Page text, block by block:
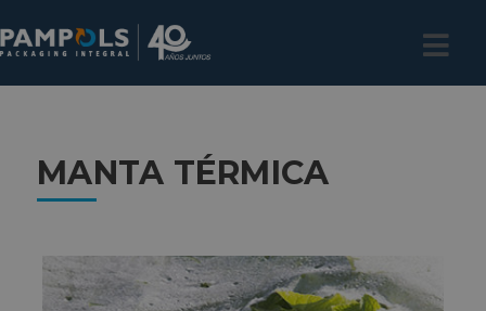
MANTA TÉRMICA